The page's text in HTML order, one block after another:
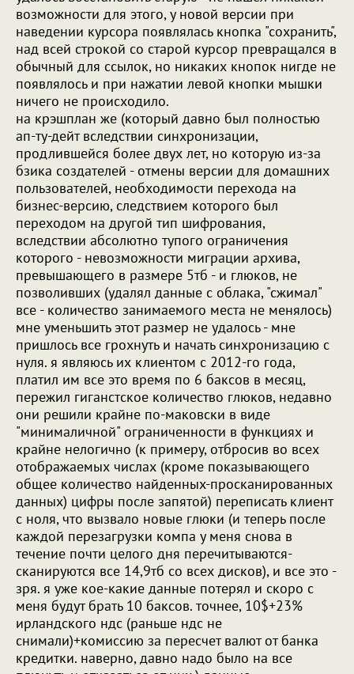
возможности для этого, у новой версии при
наведении курсора появлялась кнопка "сохранить",
над всей строкой со старой курсор превращался в
обычный для ссылок, но никаких кнопок нигде не
появлялось и при нажатии левой кнопки мышки
ничего не происходило.
на крэшплан же (который давно был полностью
ап-ту-дейт вследствии синхронизации,
продлившейся более двух лет, но которую из-за
бзика создателей - отмены версии для домашних
пользователей, необходимости перехода на
бизнес-версию, следствием которого был
переходом на другой тип шифрования,
вследствии абсолютно тупого ограничения
которого - невозможности миграции архива,
превышающего в размере 5тб - и глюков, не
позволивших (удалял данные с облака, "сжимал"
все - количество занимаемого места не менялось)
мне уменьшить этот размер не удалось - мне
пришлось все грохнуть и начать синхронизацию с
нуля. я являюсь их клиентом с 2012-го года,
платил им все это время по 6 баксов в месяц,
пережил гиганстское количество глюков, недавно
они решили крайне по-маковски в виде
"минималичной" ограниченности в функциях и
крайне нелогично (к примеру, отбросив во всех
отображаемых числах (кроме показывающего
общее количество найденных-просканированных
данных) цифры после запятой) переписать клиент
с ноля, что вызвало новые глюки (и теперь после
каждой перезагрузки компа у меня снова в
течение почти целого дня перечитываются-
сканируются все 14,9тб со всех дисков), и все это -
зря. я уже кое-какие данные потерял и скоро с
меня будут брать 10 баксов. точнее, 10$+23%
ирландского ндс (раньше ндс не
снимали)+комиссию за пересчет валют от банка
кредитки. наверно, давно надо было на все